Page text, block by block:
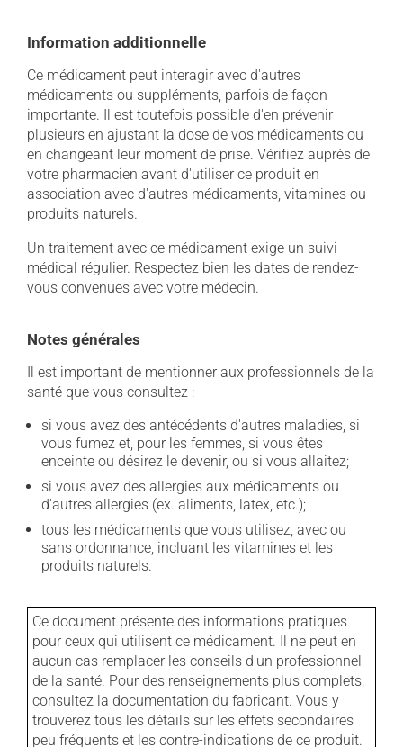
Information additionnelle
Ce médicament peut interagir avec d'autres
médicaments ou suppléments, parfois de façon
importante. Il est toutefois possible d'en prévenir
plusieurs en ajustant la dose de vos médicaments ou
en changeant leur moment de prise. Vérifiez auprès de
votre pharmacien avant d'utiliser ce produit en
association avec d'autres médicaments, vitamines ou
produits naturels.
Un traitement avec ce médicament exige un suivi
médical régulier. Respectez bien les dates de rendez-
vous convenues avec votre médecin.
Notes générales
Il est important de mentionner aux professionnels de la
santé que vous consultez :
si vous avez des antécédents d'autres maladies, si
vous fumez et, pour les femmes, si vous êtes
enceinte ou désirez le devenir, ou si vous allaitez;
si vous avez des allergies aux médicaments ou
d'autres allergies (ex. aliments, latex, etc.);
tous les médicaments que vous utilisez, avec ou
sans ordonnance, incluant les vitamines et les
produits naturels.
Ce document présente des informations pratiques
pour ceux qui utilisent ce médicament. Il ne peut en
aucun cas remplacer les conseils d'un professionnel
de la santé. Pour des renseignements plus complets,
consultez la documentation du fabricant. Vous y
trouverez tous les détails sur les effets secondaires
peu fréquents et les contre-indications de ce produit.